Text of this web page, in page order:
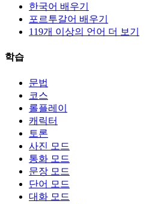
한국어 배우기
포르투갈어 배우기
119개 이상의 언어 더 보기
학습
문법
코스
롤플레이
캐릭터
토론
사진 모드
통화 모드
문장 모드
단어 모드
대화 모드